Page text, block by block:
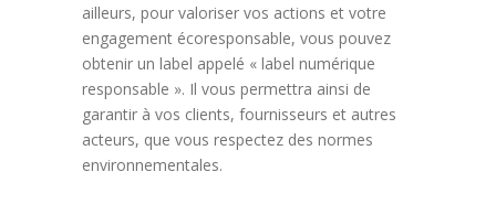
ailleurs, pour valoriser vos actions et votre
engagement écoresponsable, vous pouvez
obtenir un label appelé « label numérique
responsable ». Il vous permettra ainsi de
garantir à vos clients, fournisseurs et autres
acteurs, que vous respectez des normes
environnementales.